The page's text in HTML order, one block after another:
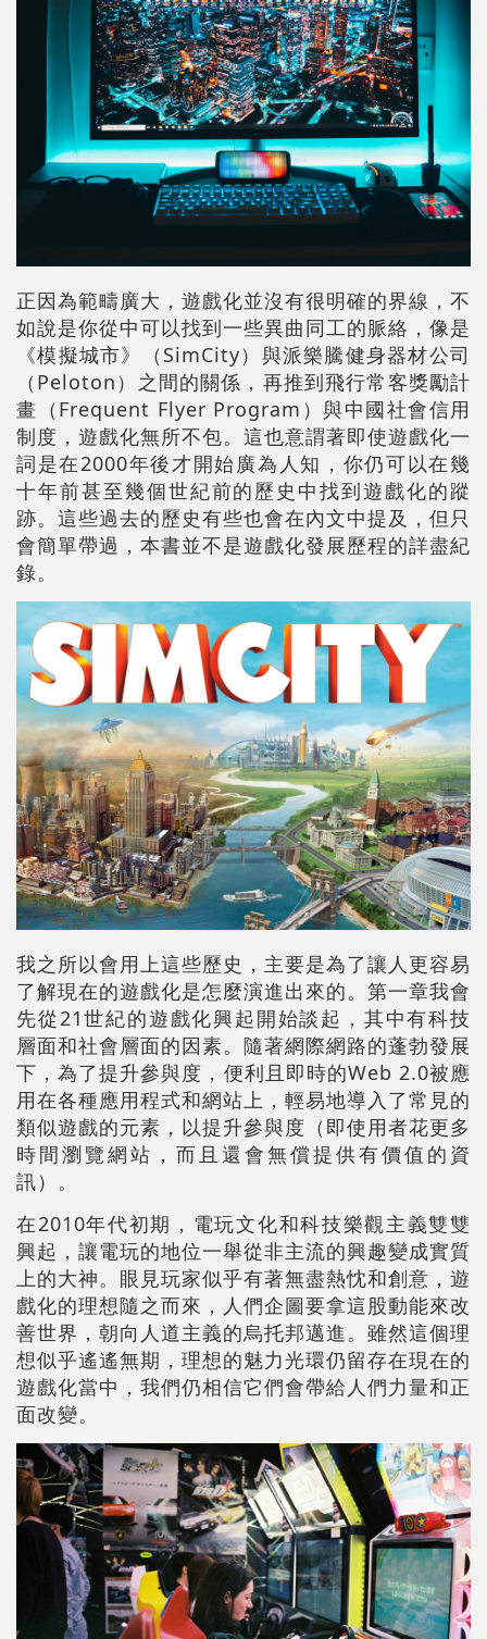
正因為範疇廣大，遊戲化並沒有很明確的界線，不
如說是你從中可以找到一些異曲同工的脈絡，像是
《模擬城市》（SimCity）與派樂騰健身器材公司
（Peloton）之間的關係，再推到飛行常客獎勵計
畫（Frequent Flyer Program）與中國社會信用
制度，遊戲化無所不包。這也意謂著即使遊戲化一
詞是在2000年後才開始廣為人知，你仍可以在幾
十年前甚至幾個世紀前的歷史中找到遊戲化的蹤
跡。這些過去的歷史有些也會在內文中提及，但只
會簡單帶過，本書並不是遊戲化發展歷程的詳盡紀
錄。
我之所以會用上這些歷史，主要是為了讓人更容易
了解現在的遊戲化是怎麼演進出來的。第一章我會
先從21世紀的遊戲化興起開始談起，其中有科技
層面和社會層面的因素。隨著網際網路的蓬勃發展
下，為了提升參與度，便利且即時的Web 2.0被應
用在各種應用程式和網站上，輕易地導入了常見的
類似遊戲的元素，以提升參與度（即使用者花更多
時間瀏覽網站，而且還會無償提供有價值的資
訊）。
在2010年代初期，電玩文化和科技樂觀主義雙雙
興起，讓電玩的地位一舉從非主流的興趣變成實質
上的大神。眼見玩家似乎有著無盡熱忱和創意，遊
戲化的理想隨之而來，人們企圖要拿這股動能來改
善世界，朝向人道主義的烏托邦邁進。雖然這個理
想似乎遙遙無期，理想的魅力光環仍留存在現在的
遊戲化當中，我們仍相信它們會帶給人們力量和正
面改變。